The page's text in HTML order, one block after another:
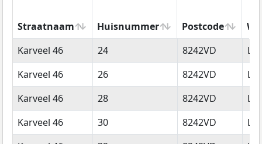
Straatnaam Huisnummer Postcode
Straatnaam
Huisnummer Postcode
Karveel 46 24 8242VD
Karveel 46
26 8242VD
Karveel 46
28 8242VD
Karveel 46
30 8242VD